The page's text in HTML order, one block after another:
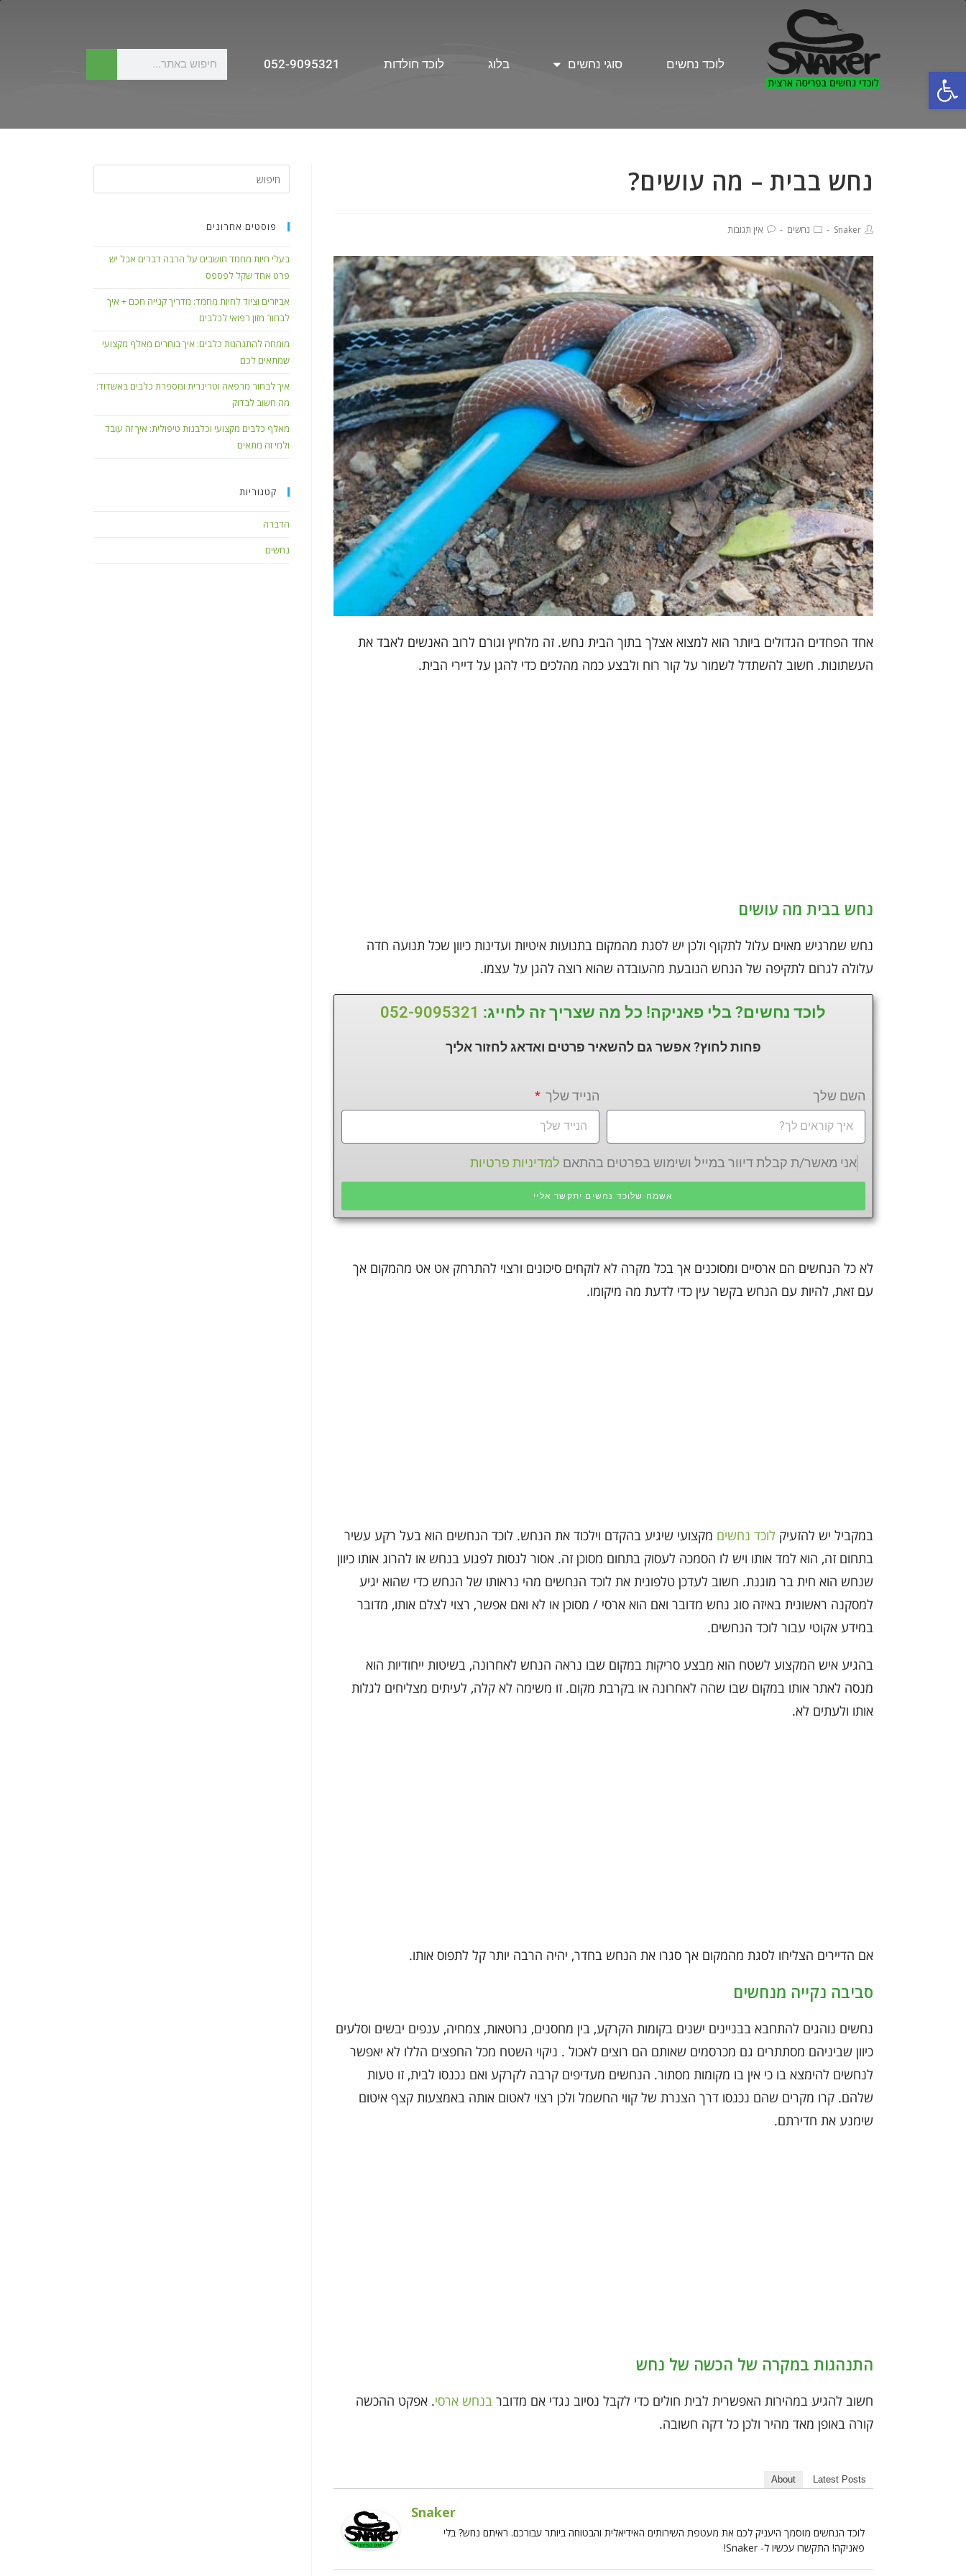
פתח סרגל נגישות לוכד נחשים סוגי נחשים בלוג לוכד חולדות 052-9095321
נחש בבית – מה עושים?
Snaker נחשים אין תגובות
אחד הפחדים הגדולים ביותר הוא למצוא אצלך בתוך הבית נחש. זה מלחיץ וגורם לרוב האנשים לאבד את
העשתונות. חשוב להשתדל לשמור על קור רוח ולבצע כמה מהלכים כדי להגן על דיירי הבית.
נחש בבית מה עושים
נחש שמרגיש מאוים עלול לתקוף ולכן יש לסגת מהמקום בתנועות איטיות ועדינות כיוון שכל תנועה חדה
עלולה לגרום לתקיפה של הנחש הנובעת מהעובדה שהוא רוצה להגן על עצמו.
לוכד נחשים? בלי פאניקה! כל מה שצריך זה לחייג: 052-9095321
פחות לחוץ? אפשר גם להשאיר פרטים ואדאג לחזוראליך
השם שלך הנייד שלך
אני מאשר/ת קבלת דיוור במייל ושימוש בפרטים בהתאם למדיניות פרטיות
אשמח שלוכד נחשים יתקשר אליי
לא כל הנחשים הם ארסיים ומסוכנים אך בכל מקרה לא לוקחים סיכונים ורצוי להתרחק אט אט מהמקום אך
עם זאת, להיות עם הנחש בקשר עין כדי לדעת מה מיקומו.
במקביל יש להזעיק לוכד נחשים מקצועי שיגיע בהקדם וילכוד את הנחש. לוכד הנחשים הוא בעל רקע עשיר
בתחום זה, הוא למד אותו ויש לו הסמכה לעסוק בתחום מסוכן זה. אסור לנסות לפגוע בנחש או להרוג אותו כיוון
שנחש הוא חית בר מוגנת. חשוב לעדכן טלפונית את לוכד הנחשים מהי נראותו של הנחש כדי שהוא יגיע
למסקנה ראשונית באיזה סוג נחש מדובר ואם הוא ארסי / מסוכן או לא ואם אפשר, רצוי לצלם אותו, מדובר
במידע אקוטי עבור לוכד הנחשים.
בהגיע איש המקצוע לשטח הוא מבצע סריקות במקום שבו נראה הנחש לאחרונה, בשיטות ייחודיות הוא
מנסה לאתר אותו במקום שבו שהה לאחרונה או בקרבת מקום. זו משימה לא קלה, לעיתים מצליחים לגלות
אותו ולעתים לא.
אם הדיירים הצליחו לסגת מהמקום אך סגרו את הנחש בחדר, יהיה הרבה יותר קל לתפוס אותו.
סביבה נקייה מנחשים
נחשים נוהגים להתחבא בבניינים ישנים בקומות הקרקע, בין מחסנים, גרוטאות, צמחיה, ענפים יבשים וסלעים
כיוון שביניהם מסתתרים גם מכרסמים שאותם הם רוצים לאכול . ניקוי השטח מכל החפצים הללו לא יאפשר
לנחשים להימצא בו כי אין בו מקומות מסתור. הנחשים מעדיפים קרבה לקרקע ואם נכנסו לבית, זו טעות
שלהם. קרו מקרים שהם נכנסו דרך הצנרת של קווי החשמל ולכן רצוי לאטום אותה באמצעות קצף איטום
שימנע את חדירתם.
התנהגות במקרה של הכשה של נחש
חשוב להגיע במהירות האפשרית לבית חולים כדי לקבל נסיוב נגדי אם מדובר בנחש ארסי. אפקט ההכשה
קורה באופן מאד מהיר ולכן כל דקה חשובה.
About Latest Posts
Snaker
לוכד הנחשים מוסמך היעניק לכם את מעטפת השירותים האידיאלית והבטוחה ביותר עבורכם. ראיתם נחש? בלי
פאניקה! התקשרו עכשיו ל- Snaker!
פוסטים אחרונים
בעלי חיות מחמד חושבים על הרבה דברים אבל יש
פרט אחד שקל לפספס
אביזרים וציוד לחיות מחמד: מדריך קנייה חכם + איך
לבחור מזון רפואי לכלבים
מומחה להתנהגות כלבים: איך בוחרים מאלף מקצועי
שמתאים לכם
איך לבחור מרפאה וטרינרית ומספרת כלבים באשדוד:
מה חשוב לבדוק
מאלף כלבים מקצועי וכלבנות טיפולית: איך זה עובד
ולמי זה מתאים
קטגוריות
הדברה
נחשים